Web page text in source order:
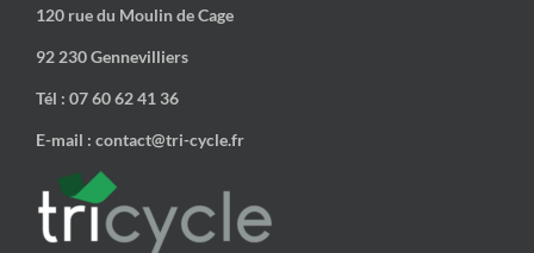
120 rue du Moulin de Cage
92 230 Gennevilliers
Tél : 07 60 62 41 36
E-mail : contact@tri-cycle.fr